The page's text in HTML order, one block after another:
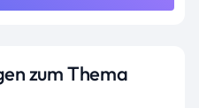
zum Thema